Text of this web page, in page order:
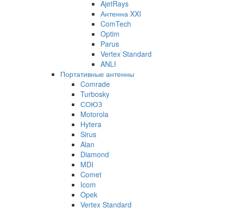
AjetRays
Антенна XXI
ComTech
Optim
Parus
Vertex Standard
ANLI
Портативные антенны
Comrade
Turbosky
СОЮЗ
Motorola
Hytera
Sirus
Alan
Diamond
MDI
Comet
Icom
Opek
Vertex Standard